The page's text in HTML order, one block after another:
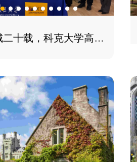
科克-上海友城二十载，科克大学高层代表团访沪深化合作